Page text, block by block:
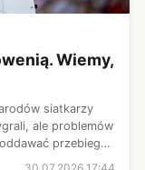
Wiemy,
siatkarzy
ale problemów
przebieg